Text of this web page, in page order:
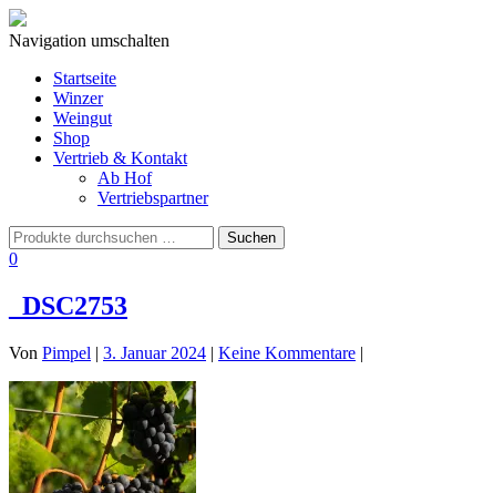
Navigation umschalten
Startseite
Winzer
Weingut
Shop
Vertrieb & Kontakt
Ab Hof
Vertriebspartner
0
_DSC2753
Von Pimpel | 3. Januar 2024 | Keine Kommentare |